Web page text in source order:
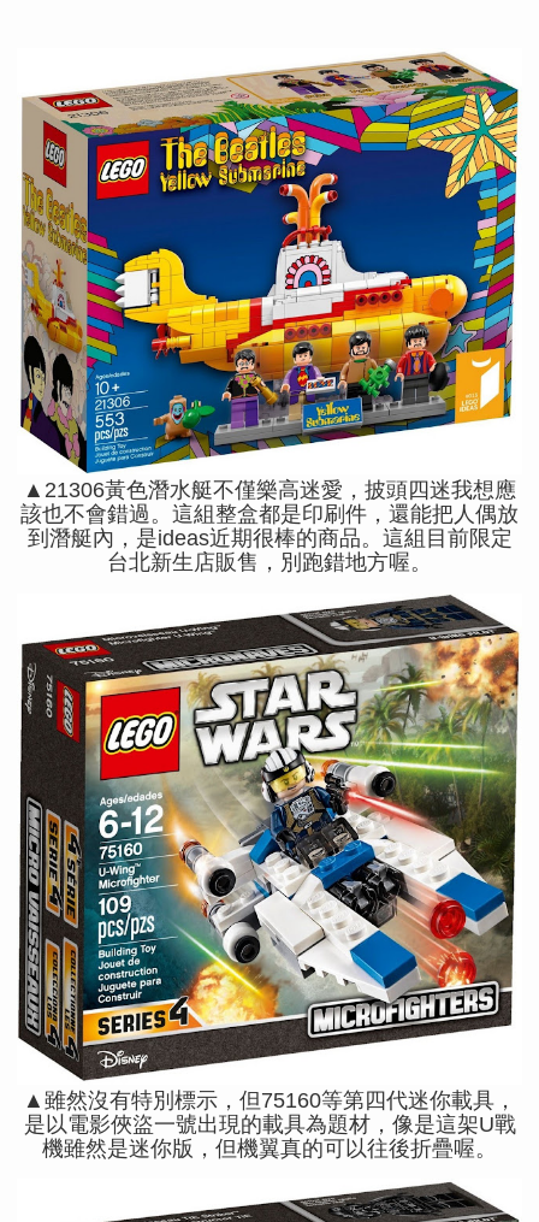
▲21306黃色潛水艇不僅樂高迷愛，披頭四迷我想應
該也不會錯過。這組整盒都是印刷件，還能把人偶放
到潛艇內，是ideas近期很棒的商品。這組目前限定
台北新生店販售，別跑錯地方喔。
▲雖然沒有特別標示，但75160等第四代迷你載具，
是以電影俠盜一號出現的載具為題材，像是這架U戰
機雖然是迷你版，但機翼真的可以往後折疊喔。